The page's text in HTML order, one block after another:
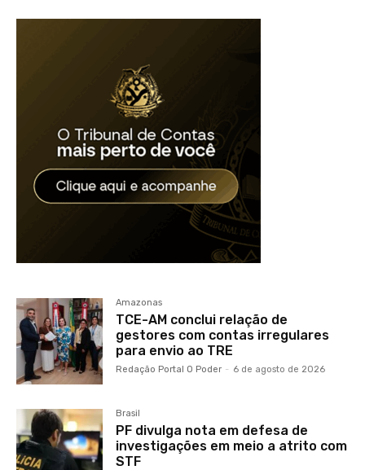
Amazonas
TCE-AM conclui relação de
gestores com contas irregulares
para envio ao TRE
Redação Portal O Poder - 6 de agosto de 2026
Brasil
PF divulga nota em defesa de
investigações em meio a atrito com
STF